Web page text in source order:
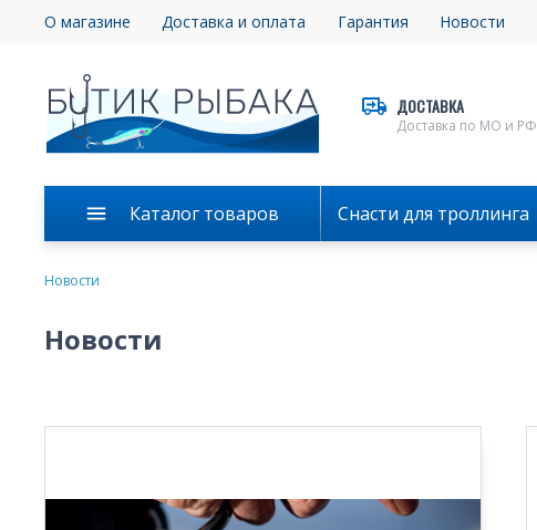
О магазине Доставка и оплата Гарантия Новости
ДОСТАВКА
Доставка по МО и РФ
Каталог товаров Снасти для троллинга
Новости
Новости